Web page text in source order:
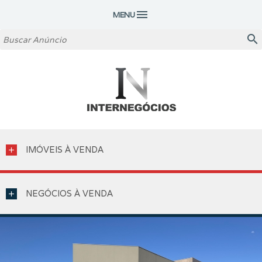
MENUmenu
search
add IMÓVEIS À VENDA
add NEGÓCIOS À VENDA